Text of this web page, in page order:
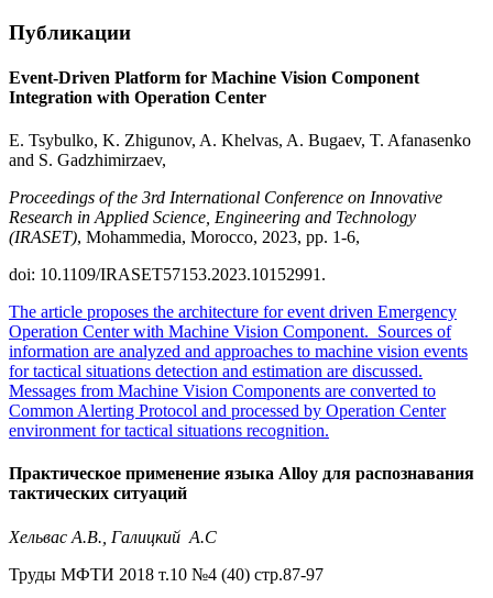
Публикации
Event-Driven Platform for Machine Vision Component
Integration with Operation Center
E. Tsybulko, K. Zhigunov, A. Khelvas, A. Bugaev, T. Afanasenko
and S. Gadzhimirzaev,
Proceedings of the 3rd International Conference on Innovative
Research in Applied Science, Engineering and Technology
(IRASET), Mohammedia, Morocco, 2023, pp. 1-6,
doi: 10.1109/IRASET57153.2023.10152991.
The article proposes the architecture for event driven Emergency
Operation Center with Machine Vision Component. Sources of
information are analyzed and approaches to machine vision events
for tactical situations detection and estimation are discussed.
Messages from Machine Vision Components are converted to
Common Alerting Protocol and processed by Operation Center
environment for tactical situations recognition.
Практическое применение языка Alloy для распознавания
тактических ситуаций
Хельвас A.B., Галицкий A.С
Труды МФТИ 2018 т.10 №4 (40) стр.87-97